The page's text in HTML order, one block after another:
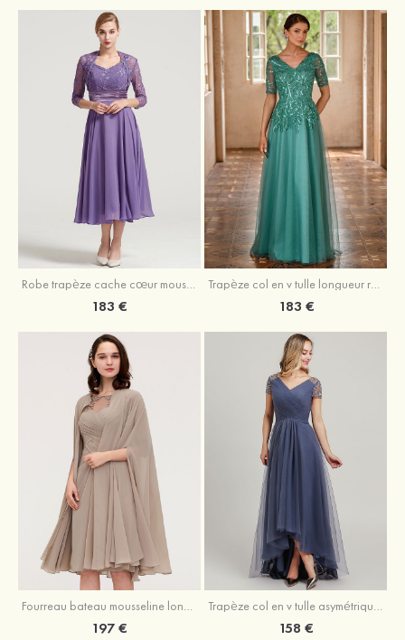
Robe trapèze cache cœur mousseline longueur mollet robe de mère de la mariée avec plissé veste
183 €
Trapèze col en v tulle longueur ras du sol robe de mère de la mariée avec perles paillettes
183 €
Fourreau bateau mousseline longueur genou robe de mère de la mariée avec appliqué plissé veste
197 €
Trapèze col en v tulle asymétrique robe de mère de la mariée
158 €